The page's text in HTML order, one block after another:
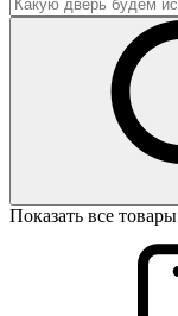
Показать все товары